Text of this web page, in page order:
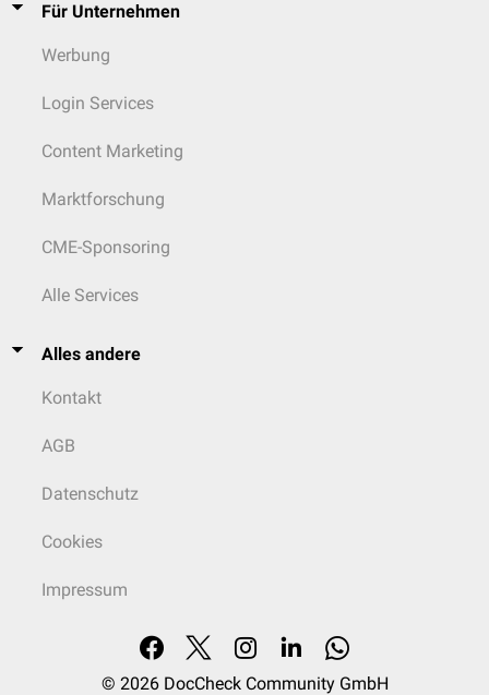
Für Unternehmen
Werbung
Login Services
Content Marketing
Marktforschung
CME-Sponsoring
Alle Services
Alles andere
Kontakt
AGB
Datenschutz
Cookies
Impressum
© 2026 DocCheck Community GmbH